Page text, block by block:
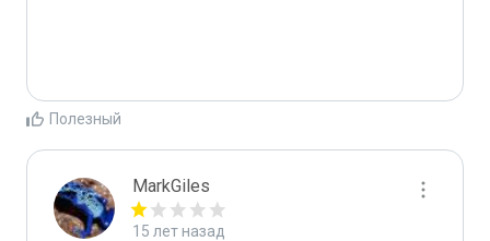
Полезный
MarkGiles
15 лет назад